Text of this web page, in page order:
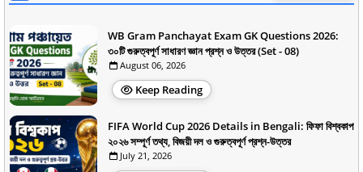
WB Gram Panchayat Exam GK Questions 2026:
৩০টি গুরুত্বপূর্ণ সাধারণ জ্ঞান প্রশ্ন ও উত্তর (Set - 08)
August 06, 2026
Keep Reading
FIFA World Cup 2026 Details in Bengali: ফিফা বিশ্বকাপ
২০২৬ সম্পূর্ণ তথ্য, বিজয়ী দল ও গুরুত্বপূর্ণ প্রশ্ন-উত্তর
July 21, 2026